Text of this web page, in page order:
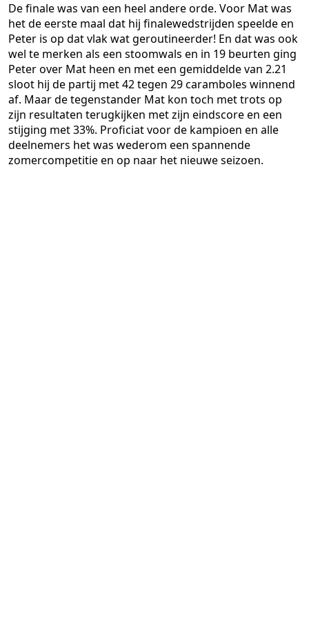
De finale was van een heel andere orde. Voor Mat was
het de eerste maal dat hij finalewedstrijden speelde en
Peter is op dat vlak wat geroutineerder! En dat was ook
wel te merken als een stoomwals en in 19 beurten ging
Peter over Mat heen en met een gemiddelde van 2.21
sloot hij de partij met 42 tegen 29 caramboles winnend
af. Maar de tegenstander Mat kon toch met trots op
zijn resultaten terugkijken met zijn eindscore en een
stijging met 33%. Proficiat voor de kampioen en alle
deelnemers het was wederom een spannende
zomercompetitie en op naar het nieuwe seizoen.